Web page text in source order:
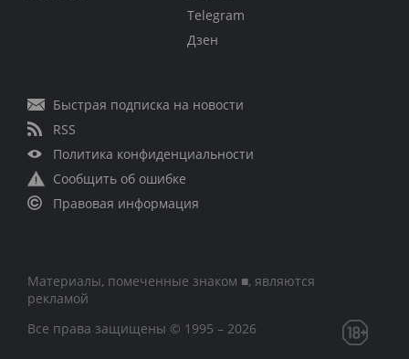
Telegram
Дзен
Быстрая подписка на новости
RSS
Политика конфиденциальности
Сообщить об ошибке
Правовая информация
Материалы, помеченные знаком ■, являются
рекламой
Все права защищены © 1995 – 2026